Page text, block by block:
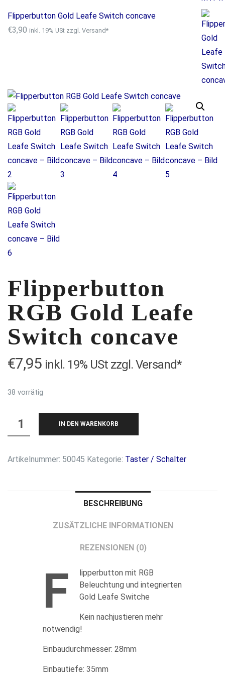
Flipperbutton Gold Leafe Switch concave
€3,90 inkl. 19% USt zzgl. Versand*
Flipperbutton
RGB Gold Leafe
Switch concave
€7,95 inkl. 19% USt zzgl. Versand*
38 vorrätig
Flipperbutton
RGB
Leafe
IN DEN WARENKORB
Artikelnummer: 50045 Kategorie: Taster / Schalter
BESCHREIBUNG
ZUSÄTZLICHE INFORMATIONEN
REZENSIONEN (0)
F
lipperbutton mit RGB
Beleuchtung und integrierten
Gold Leafe Switche
Kein nachjustieren mehr
notwendig!
Einbaudurchmesser: 28mm
Einbautiefe: 35mm